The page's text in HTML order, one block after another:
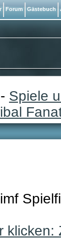
- Spiele
klicken:
Forum Gästebuch